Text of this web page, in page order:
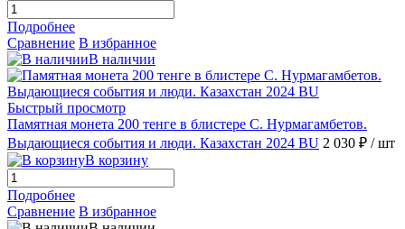
Подробнее
Сравнение В избранное
В наличии
Быстрый просмотр
Памятная монета 200 тенге в блистере С. Нурмагамбетов.
Выдающиеся события и люди. Казахстан 2024 BU 2 030 ₽ / шт
В корзину
Подробнее
Сравнение В избранное